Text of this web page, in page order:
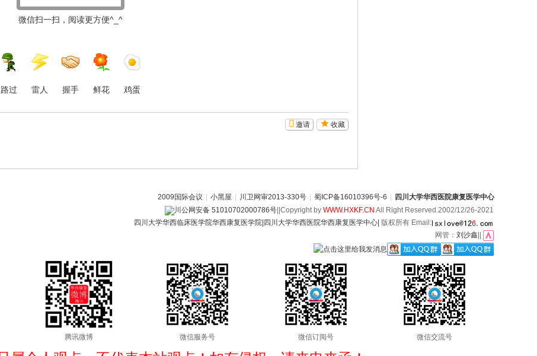
微信扫一扫，阅读更方便^_^
路过 雷人 握手 鲜花 鸡蛋
收藏
邀请
2009国际会议 小黑屋 川卫网审2013-330号 蜀ICP备16010396号-6 四川大学华西医院康复医学中心
川公网安备 51010702000786号 ||Copyright by WWW.HXKF.CN All Right Reserved.2002/12/26-2021
四川大学华西临床医学院华西康复医学院|四川大学华西医院华西康复医学中心| 版权所有 Email:
网管： 刘沙鑫
腾讯微博 微信服务号 微信订阅号 微信交流号